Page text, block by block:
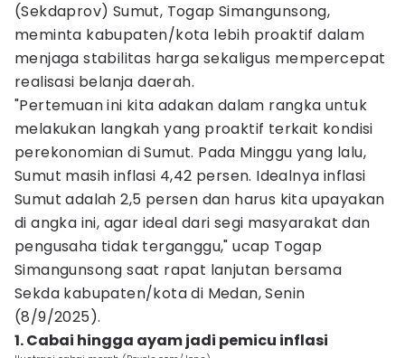
(Sekdaprov) Sumut, Togap Simangunsong,
meminta kabupaten/kota lebih proaktif dalam
menjaga stabilitas harga sekaligus mempercepat
realisasi belanja daerah.
"Pertemuan ini kita adakan dalam rangka untuk
melakukan langkah yang proaktif terkait kondisi
perekonomian di Sumut. Pada Minggu yang lalu,
Sumut masih inflasi 4,42 persen. Idealnya inflasi
Sumut adalah 2,5 persen dan harus kita upayakan
di angka ini, agar ideal dari segi masyarakat dan
pengusaha tidak terganggu," ucap Togap
Simangunsong saat rapat lanjutan bersama
Sekda kabupaten/kota di Medan, Senin
(8/9/2025).
1. Cabai hingga ayam jadi pemicu inflasi